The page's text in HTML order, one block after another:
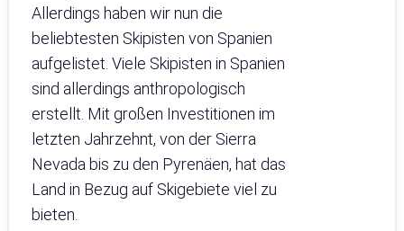
Allerdings haben wir nun die
beliebtesten Skipisten von Spanien
aufgelistet. Viele Skipisten in Spanien
sind allerdings anthropologisch
erstellt. Mit großen Investitionen im
letzten Jahrzehnt, von der Sierra
Nevada bis zu den Pyrenäen, hat das
Land in Bezug auf Skigebiete viel zu
bieten.